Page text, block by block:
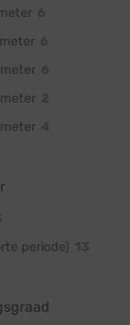
periode)